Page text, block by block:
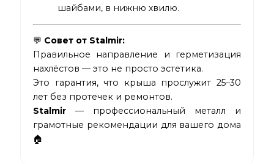
шайбами, в нижню хвилю.
💬 Совет от Stalmir:
Правильное направление и герметизация
нахлёстов — это не просто эстетика.
Это гарантия, что крыша прослужит 25–30
лет без протечек и ремонтов.
Stalmir — профессиональный металл и
грамотные рекомендации для вашего дома
🏠